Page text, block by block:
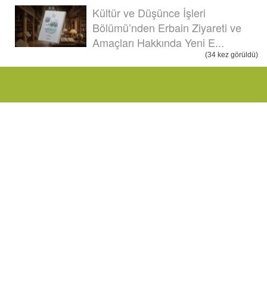
Kültür ve Düşünce İşleri
Bölümü’nden Erbain Ziyareti ve
Amaçları Hakkında Yeni E...
(34 kez görüldü)